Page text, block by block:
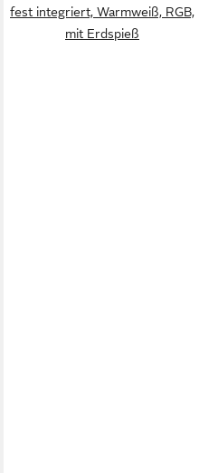
fest integriert, Warmweiß, RGB,
mit Erdspieß